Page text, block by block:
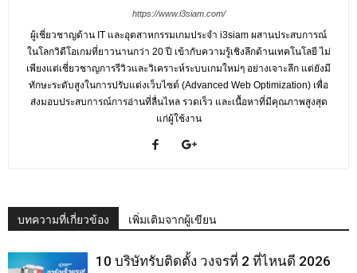
https://www.i3siam.com/
ผู้เชี่ยวชาญด้าน IT และอุตสาหกรรมเกมประจำ i3siam ผสานประสบการณ์
ในโลกวิดีโอเกมที่ยาวนานกว่า 20 ปี เข้ากับความรู้เชิงลึกด้านเทคโนโลยี ไม่
เพียงแต่เชี่ยวชาญการรีวิวและวิเคราะห์ระบบเกมใหม่ๆ อย่างเจาะลึก แต่ยังมี
ทักษะระดับสูงในการปรับแต่งเว็บไซต์ (Advanced Web Optimization) เพื่อ
ส่งมอบประสบการณ์การอ่านที่ลื่นไหล รวดเร็ว และเนื้อหาที่มีคุณภาพสูงสุด
แก่ผู้ใช้งาน
บทความที่เกี่ยวข้อง เพิ่มเติมจากผู้เขียน
10 บริษัทรับติดตั้ง วงจรที่ 2 ที่ไหนดี 2026